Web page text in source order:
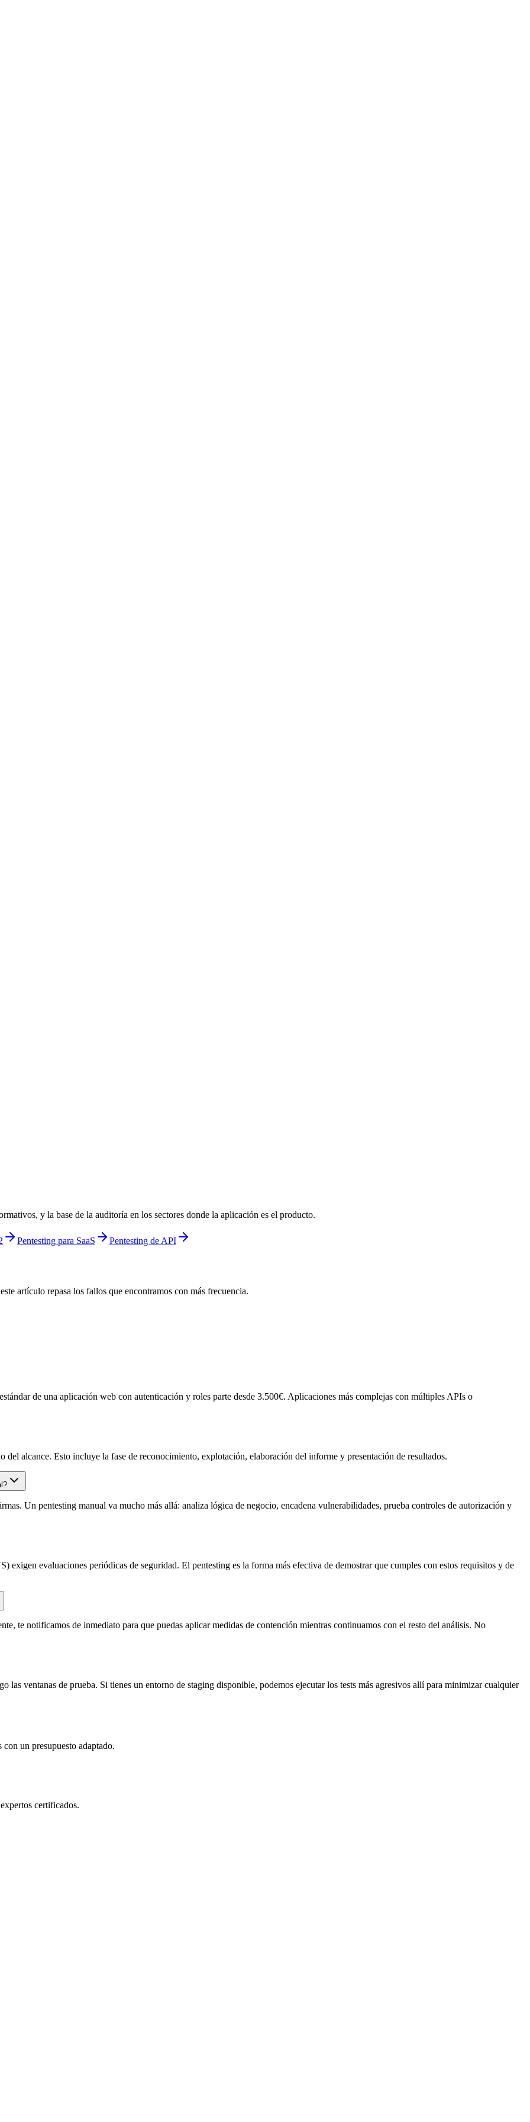
y la base de la auditoría en los sectores donde la aplicación es el producto.
Pentesting para SaaS Pentesting de API
artículo repasa los fallos que encontramos con más frecuencia.
de una aplicación web con autenticación y roles parte desde 3.500€. Aplicaciones más complejas con múltiples APIs o
del alcance. Esto incluye la fase de reconocimiento, explotación, elaboración del informe y presentación de resultados.
Un pentesting manual va mucho más allá: analiza lógica de negocio, encadena vulnerabilidades, prueba controles de autorización y
evaluaciones periódicas de seguridad. El pentesting es la forma más efectiva de demostrar que cumples con estos requisitos y de
te notificamos de inmediato para que puedas aplicar medidas de contención mientras continuamos con el resto del análisis. No
las ventanas de prueba. Si tienes un entorno de staging disponible, podemos ejecutar los tests más agresivos allí para minimizar cualquier
un presupuesto adaptado.
certificados.